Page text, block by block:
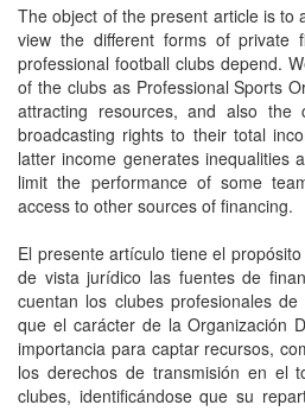
The object of the present article is to
view the different forms of private
professional football clubs depend.
of the clubs as Professional Sports
attracting resources, and also
broadcasting rights to their total
latter income generates inequalities
limit the performance of some
access to other sources of financing.
El presente artículo tiene el
de vista jurídico las fuentes de
cuentan los clubes profesionales
que el carácter de la Organización
importancia para captar recursos,
los derechos de transmisión en el
clubes, identificándose que su